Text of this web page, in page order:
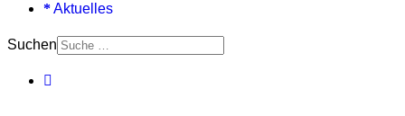
Aktuelles
Suchen